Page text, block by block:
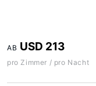
AB USD 213
pro Zimmer / pro Nacht